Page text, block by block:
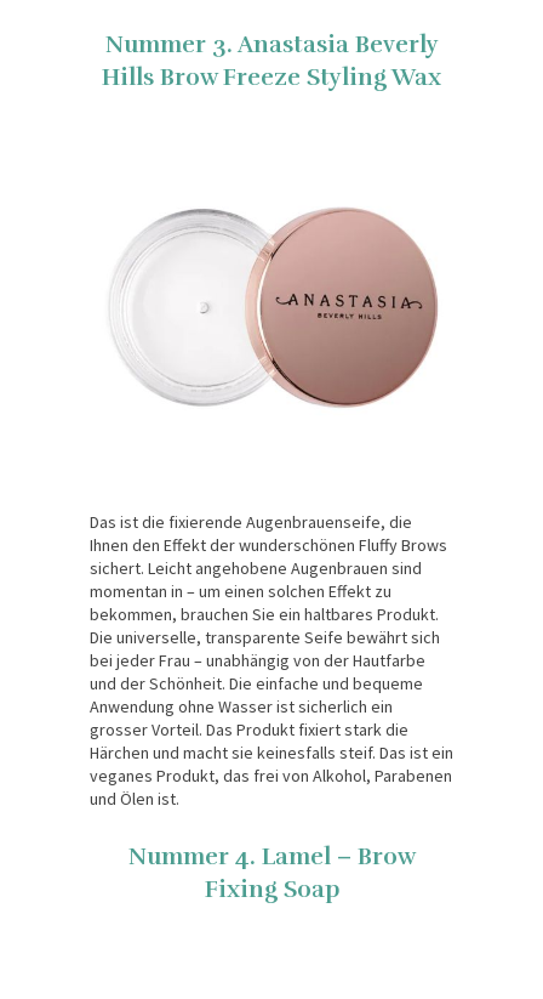
Nummer 3. Anastasia Beverly
Hills Brow Freeze Styling Wax
Das ist die fixierende Augenbrauenseife, die
Ihnen den Effekt der wunderschönen Fluffy Brows
sichert. Leicht angehobene Augenbrauen sind
momentan in – um einen solchen Effekt zu
bekommen, brauchen Sie ein haltbares Produkt.
Die universelle, transparente Seife bewährt sich
bei jeder Frau – unabhängig von der Hautfarbe
und der Schönheit. Die einfache und bequeme
Anwendung ohne Wasser ist sicherlich ein
grosser Vorteil. Das Produkt fixiert stark die
Härchen und macht sie keinesfalls steif. Das ist ein
veganes Produkt, das frei von Alkohol, Parabenen
und Ölen ist.
Nummer 4. Lamel – Brow
Fixing Soap